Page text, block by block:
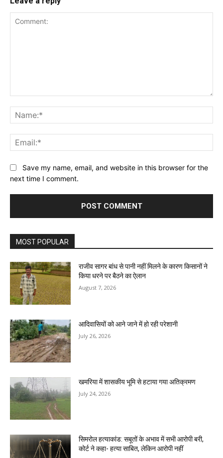
Website:Save my name, email, and website in this browser for the
next time I comment.
MOST POPULAR
राजीव सागर बांध से पानी नहीं मिलने के कारण किसानों ने
किया धरने पर बैठने का ऐलान
August 7, 2026
आदिवासियों को आने जाने में हो रही परेशानी
July 26, 2026
खमरिया में शासकीय भूमि से हटाया गया अतिक्रमण
July 24, 2026
सिमरोल हत्याकांड: सबूतों के अभाव में सभी आरोपी बरी,
कोर्ट ने कहा- हत्या साबित, लेकिन आरोपी नहीं